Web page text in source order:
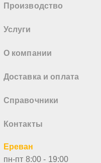
Производство
Услуги
О компании
Доставка и оплата
Справочники
Контакты
Ереван
пн-пт 8:00 - 19:00